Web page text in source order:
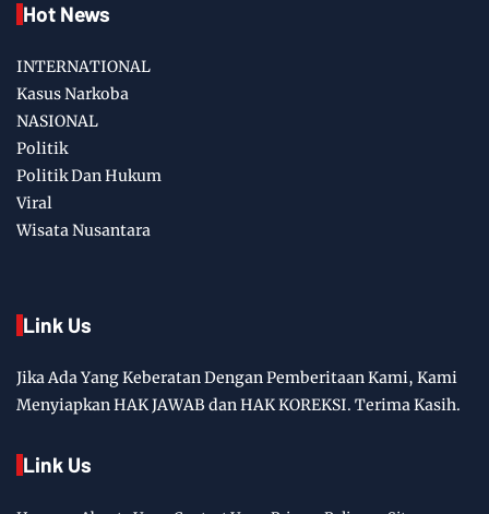
Hot News
INTERNATIONAL
Kasus Narkoba
NASIONAL
Politik
Politik Dan Hukum
Viral
Wisata Nusantara
Link Us
Jika Ada Yang Keberatan Dengan Pemberitaan Kami, Kami
Menyiapkan HAK JAWAB dan HAK KOREKSI. Terima Kasih.
Link Us